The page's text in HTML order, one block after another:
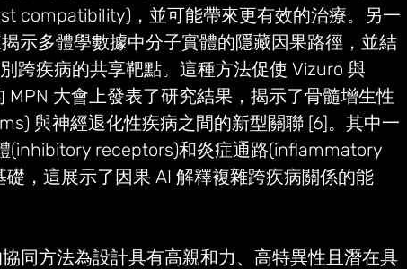
compatibility)，並可能帶來更有效的治療。另一
示多體學數據中分子實體的隱藏因果路徑，並結
跨疾病的共享靶點。這種方法促使 Vizuro 與
大會上發表了研究結果，揭示了骨髓增生性
與神經退化性疾病之間的新型關聯 [6]。其中一
(inhibitory receptors)和炎症通路(inflammatory
，這展示了因果 AI 解釋複雜跨疾病關係的能
同方法為設計具有高親和力、高特異性且潛在具